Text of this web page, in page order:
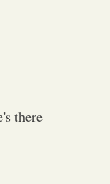
there